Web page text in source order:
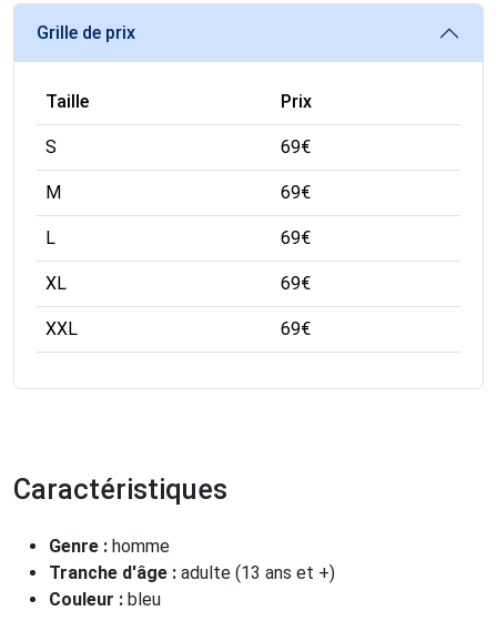
Grille de prix
Taille Prix
S 69€
M 69€
L 69€
XL 69€
XXL 69€
Caractéristiques
Genre : homme
Tranche d'âge : adulte (13 ans et +)
Couleur : bleu